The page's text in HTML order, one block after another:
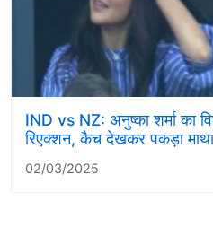
IND vs NZ: अनुष्का शर्मा का
रिएक्शन, कैच देखकर पकड़ा
02/03/2025